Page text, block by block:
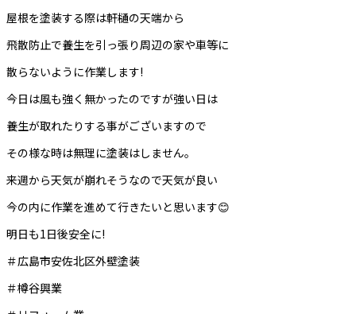
屋根を塗装する際は軒樋の天端から
飛散防止で養生を引っ張り周辺の家や車等に
散らないように作業します!
今日は風も強く無かったのですが強い日は
養生が取れたりする事がございますので
その様な時は無理に塗装はしません。
来週から天気が崩れそうなので天気が良い
今の内に作業を進めて行きたいと思います😊
明日も1日後安全に!
＃広島市安佐北区外壁塗装
＃樽谷興業